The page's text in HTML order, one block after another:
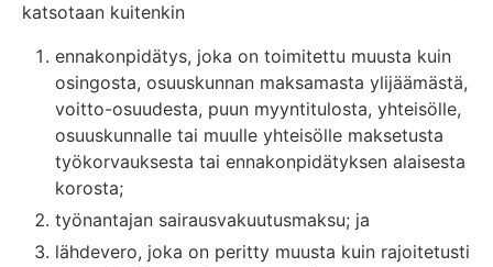
katsotaan kuitenkin
ennakonpidätys, joka on toimitettu muusta kuin
osingosta, osuuskunnan maksamasta ylijäämästä,
voitto-osuudesta, puun myyntitulosta, yhteisölle,
osuuskunnalle tai muulle yhteisölle maksetusta
työkorvauksesta tai ennakonpidätyksen alaisesta
korosta;
työnantajan sairausvakuutusmaksu; ja
lähdevero, joka on peritty muusta kuin rajoitetusti